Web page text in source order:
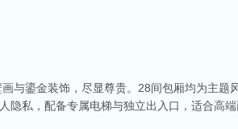
与鎏金装饰，尽显尊贵。28间包厢均为主
私，配备专属电梯与独立出入口，适合高端